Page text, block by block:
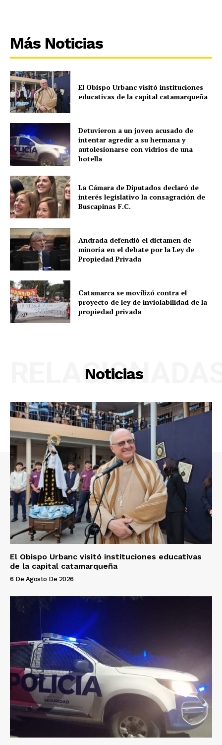
Más Noticias
El Obispo Urbanc visitó instituciones
educativas de la capital catamarqueña
Detuvieron a un joven acusado de
intentar agredir a su hermana y
autolesionarse con vidrios de una
botella
La Cámara de Diputados declaró de
interés legislativo la consagración de
Buscapinas F.C.
Andrada defendió el dictamen de
minoría en el debate por la Ley de
Propiedad Privada
Catamarca se movilizó contra el
proyecto de ley de inviolabilidad de la
propiedad privada
Noticias
El Obispo Urbanc visitó instituciones educativas
de la capital catamarqueña
6 De Agosto De 2026